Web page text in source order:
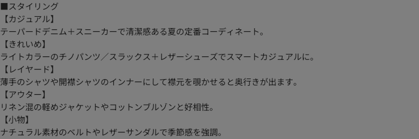
■スタイリング
【カジュアル】
テーパードデニム＋スニーカーで清潔感ある夏の定番コーディネート。
【きれいめ】
ライトカラーのチノパンツ／スラックス＋レザーシューズでスマートカジュアルに。
【レイヤード】
薄手のシャツや開襟シャツのインナーにして襟元を覗かせると奥行きが出ます。
【アウター】
リネン混の軽めジャケットやコットンブルゾンと好相性。
【小物】
ナチュラル素材のベルトやレザーサンダルで季節感を強調。